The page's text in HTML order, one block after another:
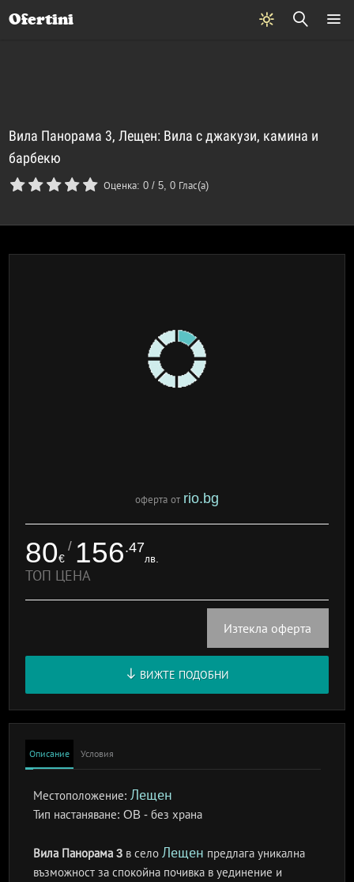
Ofertini
Вила Панорама 3, Лещен: Вила с джакузи, камина и
барбекю
Оценка:0 /5,0 Глас(а)
оферта от rio.bg
80€
/ 156.47
лв.
ТОП ЦЕНА
Изтекла оферта
ВИЖТЕ ПОДОБНИ
Описание Условия
Местоположение: Лещен
Тип настаняване:OB - без храна
Вила Панорама 3 в село Лещен предлага уникална
възможност за спокойна почивка в уединение и